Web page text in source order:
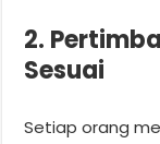
2.
Sesuai
Setiap orang